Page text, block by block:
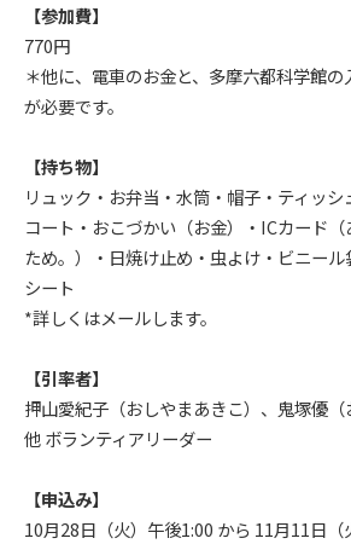
【参加費】
770円
＊他に、電車のお金と、多摩六都科学館
が必要です。
【持ち物】
リュック・お弁当・水筒・帽子・ティッ
コート・おこづかい（お金）・ICカード
ため。）・日焼け止め・虫よけ・ビニー
シート
*詳しくはメールします。
【引率者】
押山愛紀子（おしやまあきこ）、鬼塚優（
他 ボランティアリーダー
【申込み】
10月28日（火）午後1:00 から 11月11日